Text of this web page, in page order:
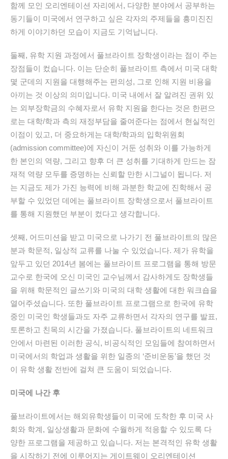
함께 모인 오리엔테이션 자리에서, 다양한 분야에서 공부하는
동기들이 미국에서 연구하고 싶은 각자의 주제들을 흥미진진
하게 이야기하던 모습이 지금도 기억납니다.
둘째, 유학 지원 과정에서 풀브라이트 장학생이라는 점이 주는
장점들이 컸습니다. 이는 단순히 풀브라이트 측에서 미국 대학
몇 군데의 지원을 대행해주는 편의성, 그로 인해 지원 비용을
아끼는 것 이상의 의미입니다. 미국 내에서 잘 알려진 권위 있
는 외부장학금의 수혜자로서 유학 지원을 한다는 것은 한편으
로는 대학/학과 측의 재정부담을 줄여준다는 점에서 현실적인
이점이 있고, 더 중요하게는 대학/학과의 입학위원회
(admission committee)에 자신이 거둔 성취와 이를 가능하게
한 본인의 역량, 그리고 향후 더 큰 성취를 기대하게 만드는 잠
재적 역량 모두를 증명하는 신뢰할 만한 시그널이 됩니다. 저
는 지금도 제가 가진 능력에 비해 과분한 학교에 진학해서 공
부할 수 있었던 데에는 풀브라이트 장학생으로서 풀브라이트
를 통해 지원했던 부분이 컸다고 생각합니다.
셋째, 어드미션을 받고 미국으로 나가기 전 풀브라이트의 많은
분과 학문적, 일상적 교류를 나눌 수 있었습니다. 제가 유학을
앞두고 있던 2014년 봄에는 풀브라이트 프로그램을 통해 방문
교수로 한국에 오신 미국인 교수님께서 감사하게도 장학생들
을 위해 학문적인 글쓰기와 미국의 대학 생활에 대한 워크숍을
열어주셨습니다. 또한 풀브라이트 프로그램으로 한국에 유학
중인 미국인 학생들과도 자주 교류하면서 각자의 연구를 발표,
토론하고 친목의 시간을 가졌습니다. 풀브라이트의 네트워크
안에서 마련된 이러한 공식, 비공식적인 모임들에 참여하면서
미국에서의 학업과 생활을 위한 일종의 ‘준비운동’을 했던 것
이 유학 생활 전반에 걸쳐 큰 도움이 되었습니다.
미국에 나간 후
풀브라이트에서는 해외유학생들이 미국에 도착한 후 미국 사
회와 학계, 일상생활과 문화에 수월하게 적응할 수 있도록 다
양한 프로그램을 제공하고 있습니다. 저는 본격적인 유학 생활
을 시작하기 전에 이루어지는 게이트웨이 오리엔테이션